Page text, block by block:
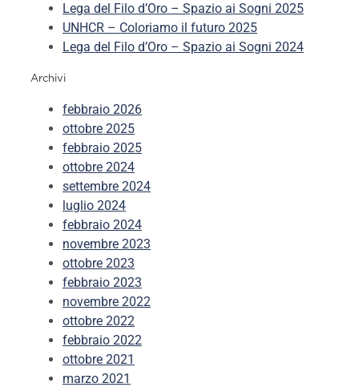
Lega del Filo d’Oro – Spazio ai Sogni 2025
UNHCR – Coloriamo il futuro 2025
Lega del Filo d’Oro – Spazio ai Sogni 2024
Archivi
febbraio 2026
ottobre 2025
febbraio 2025
ottobre 2024
settembre 2024
luglio 2024
febbraio 2024
novembre 2023
ottobre 2023
febbraio 2023
novembre 2022
ottobre 2022
febbraio 2022
ottobre 2021
marzo 2021